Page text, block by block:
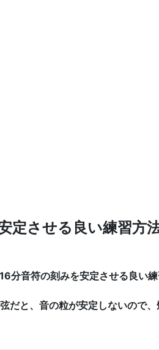
定させる良い練習方
分音符の刻みを安定させる良い
だと、音の粒が安定しないので